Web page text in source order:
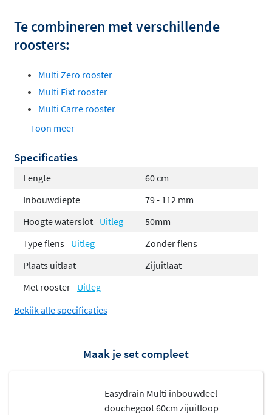
Te combineren met verschillende
roosters:
Multi Zero rooster
Multi Fixt rooster
Multi Carre rooster
Multi Tile-8 inleg tegelrooster
Toon meer
Specificaties
Lengte
60 cm
Inbouwdiepte
79 - 112 mm
Hoogte waterslot Uitleg
50mm
Type flens Uitleg
Zonder flens
Plaats uitlaat
Zijuitlaat
Met rooster Uitleg
Bekijk alle specificaties
Maak je set compleet
Easydrain Multi inbouwdeel
douchegoot 60cm zijuitloop